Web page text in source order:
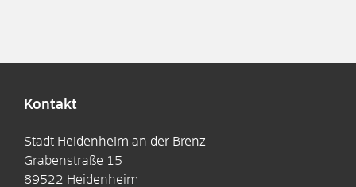
Kontakt
Stadt Heidenheim an der Brenz
Grabenstraße 15
89522 Heidenheim